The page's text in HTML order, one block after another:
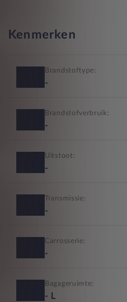
Kenmerken
Brandstoftype:
-
Brandstofverbruik:
-
Uitstoot:
-
Transmissie:
-
Carrosserie:
-
Bagageruimte:
- L